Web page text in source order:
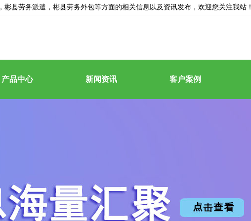
，彬县劳务派遣，彬县劳务外包等方面的相关信息以及资讯发布，欢迎您关注我站！
产品中心 新闻资讯 客户案例